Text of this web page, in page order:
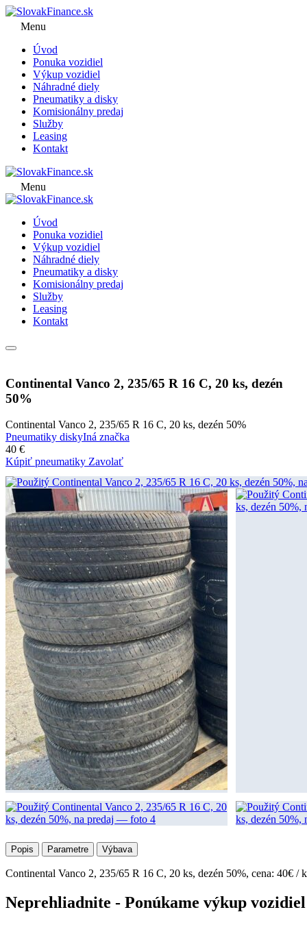
Menu
Úvod
Ponuka vozidiel
Výkup vozidiel
Náhradné diely
Pneumatiky a disky
Komisionálny predaj
Služby
Leasing
Kontakt
Menu
Úvod
Ponuka vozidiel
Výkup vozidiel
Náhradné diely
Pneumatiky a disky
Komisionálny predaj
Služby
Leasing
Kontakt
Continental Vanco 2, 235/65 R 16 C, 20 ks, dezén
50%
Continental Vanco 2, 235/65 R 16 C, 20 ks, dezén 50%
Pneumatiky diskyIná značka
40 €
Kúpiť pneumatiky Zavolať
Popis Parametre Výbava
Continental Vanco 2, 235/65 R 16 C, 20 ks, dezén 50%, cena: 40€ /
Neprehliadnite - Ponúkame výkup vozidiel